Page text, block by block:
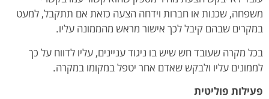
משפחה, שכנות או חברות וידחה הצעה כזאת אם תתקבל, למעט
במקרים שבהם קיבל לכך אישור מראש מהממונה עליו.
בכל מקרה שעובד חש שיש בו ניגוד עניינים, עליו לדווח על כך
לממונים עליו ולבקש שאדם אחר יטפל במקומו במקרה.
פעילות פוליטית